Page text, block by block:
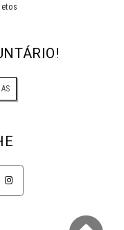
I
n
s
t